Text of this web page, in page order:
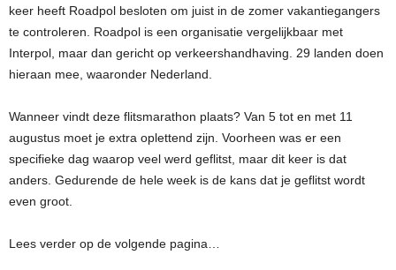
keer heeft Roadpol besloten om juist in de zomer vakantiegangers
te controleren. Roadpol is een organisatie vergelijkbaar met
Interpol, maar dan gericht op verkeershandhaving. 29 landen doen
hieraan mee, waaronder Nederland.
Wanneer vindt deze flitsmarathon plaats? Van 5 tot en met 11
augustus moet je extra oplettend zijn. Voorheen was er een
specifieke dag waarop veel werd geflitst, maar dit keer is dat
anders. Gedurende de hele week is de kans dat je geflitst wordt
even groot.
Lees verder op de volgende pagina…